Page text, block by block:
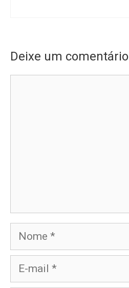
Deixe um comentário
Nome